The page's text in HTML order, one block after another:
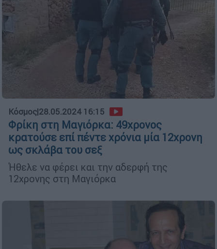
Κόσμος|28.05.2024 16:15
Φρίκη στη Μαγιόρκα: 49χρονος
κρατούσε επί πέντε χρόνια μία 12χρονη
ως σκλάβα του σεξ
Ήθελε να φέρει και την αδερφή της
12χρονης στη Μαγιόρκα